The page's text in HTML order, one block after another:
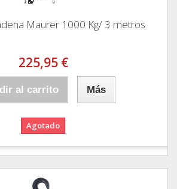
Maurer 1000 Kg/ 3 metros
225,95 €
al carrito Más
Agotado